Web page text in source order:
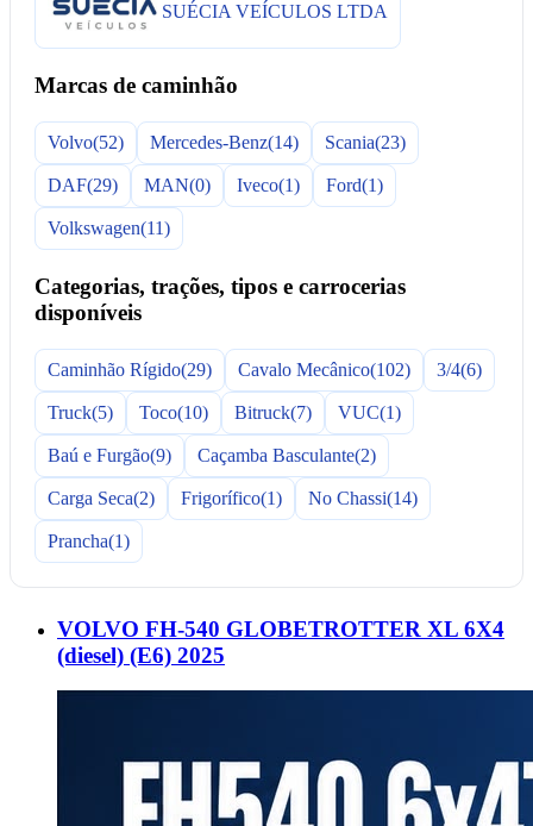
SUÉCIA VEÍCULOS LTDA
Marcas de caminhão
Volvo(52) Mercedes-Benz(14) Scania(23)
DAF(29) MAN(0) Iveco(1) Ford(1)
Volkswagen(11)
Categorias, trações, tipos e carrocerias
disponíveis
Caminhão Rígido(29) Cavalo Mecânico(102) 3/4(6)
Truck(5) Toco(10) Bitruck(7) VUC(1)
Baú e Furgão(9) Caçamba Basculante(2)
Carga Seca(2) Frigorífico(1) No Chassi(14)
Prancha(1)
VOLVO FH-540 GLOBETROTTER XL 6X4
(diesel) (E6) 2025